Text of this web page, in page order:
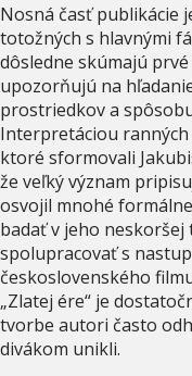
Nosná časť publikácie
totožných s hlavnými
dôsledne skúmajú
upozorňujú na
prostriedkov a
Interpretáciou
ktoré sformovali
že veľký význam
osvojil mnohé
badať v jeho
spolupracovať s
československého
„Zlatej ére“ je
tvorbe autori často
divákom unikli.